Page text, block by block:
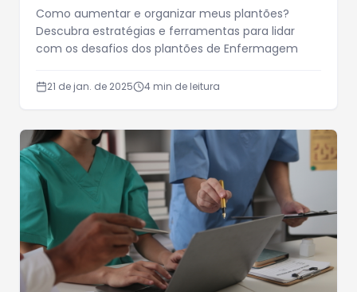
Como aumentar e organizar meus plantões?
Descubra estratégias e ferramentas para lidar
com os desafios dos plantões de Enfermagem
21 de jan. de 2025 4 min de leitura